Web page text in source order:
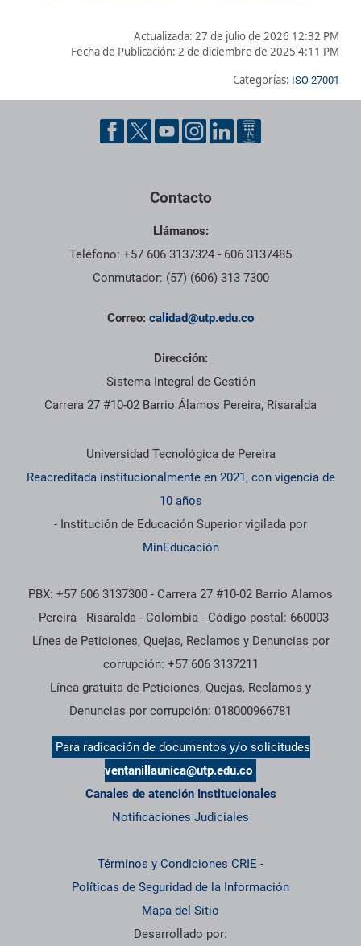
Actualizada: 27 de julio de 2026 12:32 PM
Fecha de Publicación: 2 de diciembre de 2025 4:11 PM
Categorías: ISO 27001
Pie de página con información de contacto, redes sociales y
Contacto
Llámanos:
Teléfono: +57 606 3137324 - 606 3137485
Conmutador: (57) (606) 313 7300
Correo: calidad@utp.edu.co
Dirección:
Sistema Integral de Gestión
Carrera 27 #10-02 Barrio Álamos Pereira, Risaralda
Información institucional
Universidad Tecnológica de Pereira
Reacreditada institucionalmente en 2021, con vigencia de
10 años
- Institución de Educación Superior vigilada por
MinEducación
PBX: +57 606 3137300 - Carrera 27 #10-02 Barrio Alamos
- Pereira - Risaralda - Colombia - Código postal: 660003
Línea de Peticiones, Quejas, Reclamos y Denuncias por
corrupción: +57 606 3137211
Línea gratuita de Peticiones, Quejas, Reclamos y
Denuncias por corrupción: 018000966781
Para radicación de documentos y/o solicitudes
ventanillaunica@utp.edu.co
Canales de atención Institucionales
Notificaciones Judiciales
Términos y Condiciones CRIE -
Políticas de Seguridad de la Información
Mapa del Sitio
Desarrollado por: